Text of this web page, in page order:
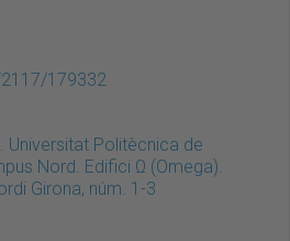
179332
Universitat Politècnica de
Nord. Edifici Ω (Omega).
Girona, núm. 1-3